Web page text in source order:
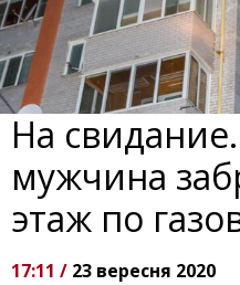
На
мужчина
этаж по
17:11 / 23 вересня 2020